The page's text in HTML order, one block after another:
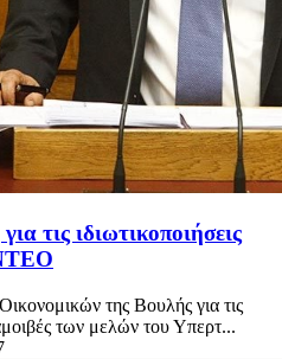
τις ιδιωτικοποιήσεις
της Βουλής για τις
των μελών του Υπερτ...